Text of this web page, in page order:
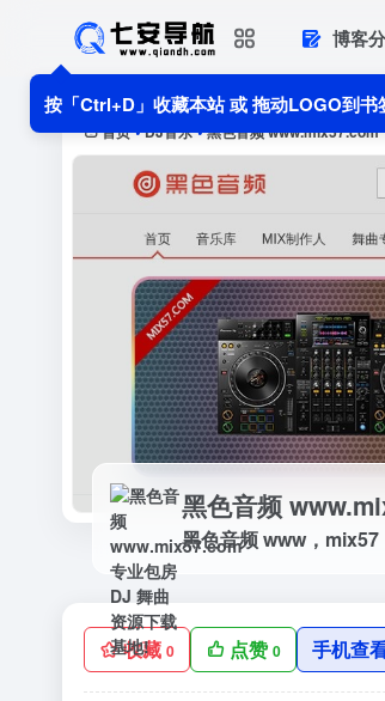
按「Ctrl+D」收藏本站 或 拖动LOGO到书
博客
首页 • DJ音乐 • 黑色音频 www.mix57.com
黑色音频
收藏 0 点赞0 手机查
黑色音频 www
线试听及下载，